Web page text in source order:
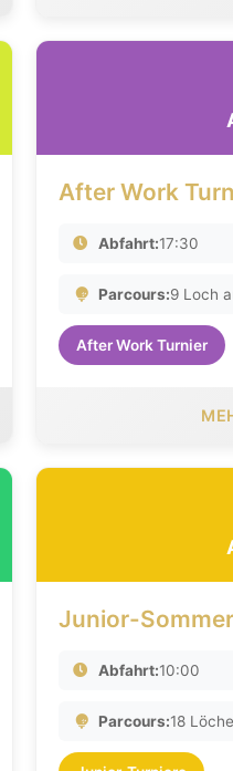
After Work
Abfahrt:17:30
Parcours:9 Loch
After Work Turnier
Junior-
Abfahrt:10:00
Parcours:18